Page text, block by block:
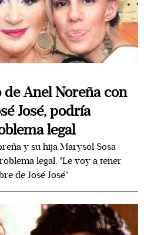
Anel Noreña con
José, podría
legal
y su hija Marysol Sosa
legal, "Le voy a tener
de José José"